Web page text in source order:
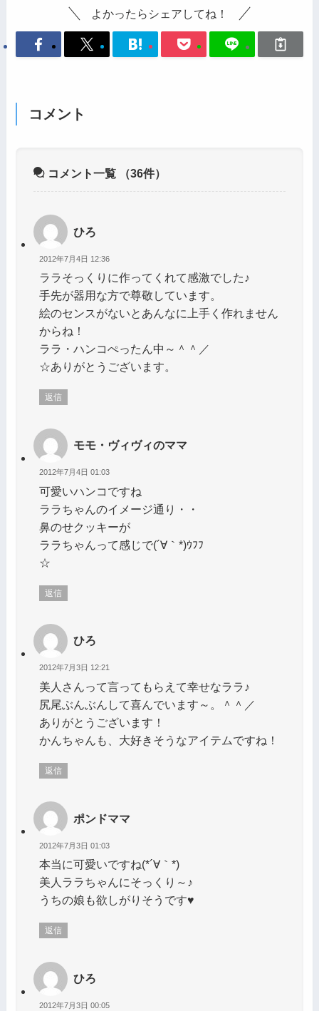
よかったらシェアしてね！
コメント
コメント一覧 （36件）
ひろ
2012年7月4日 12:36
ララそっくりに作ってくれて感激でした♪
手先が器用な方で尊敬しています。
絵のセンスがないとあんなに上手く作れません
からね！
ララ・ハンコぺったん中～＾＾／
☆ありがとうございます。
返信
モモ・ヴィヴィのママ
2012年7月4日 01:03
可愛いハンコですね
ララちゃんのイメージ通り・・
鼻のせクッキーが
ララちゃんって感じで(´∀｀*)ｳﾌﾌ
☆
返信
ひろ
2012年7月3日 12:21
美人さんって言ってもらえて幸せなララ♪
尻尾ぶんぶんして喜んでいます～。＾＾／
ありがとうございます！
かんちゃんも、大好きそうなアイテムですね！
返信
ポンドママ
2012年7月3日 01:03
本当に可愛いですね(*´∀｀*)
美人ララちゃんにそっくり～♪
うちの娘も欲しがりそうです♥
返信
ひろ
2012年7月3日 00:05